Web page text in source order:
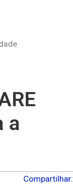
a
Compartilhar: